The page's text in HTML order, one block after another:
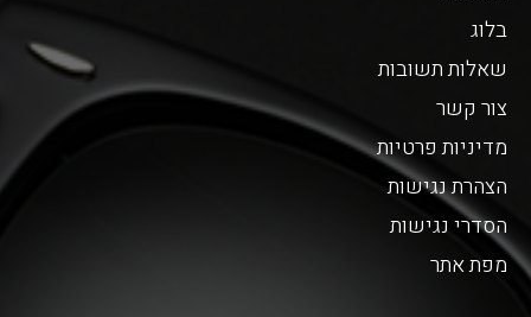
בלוג
שאלות תשובות
צור קשר
מדיניות פרטיות
הצהרת נגישות
הסדרי נגישות
מפת אתר